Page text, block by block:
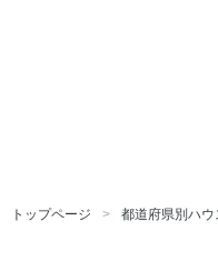
トップページ 都道府県別ハ